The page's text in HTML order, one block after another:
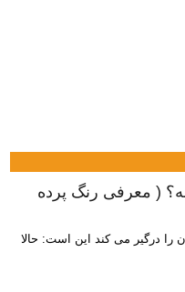
( معرفی رنگ پرده
را درگیر می کند این است: حالا